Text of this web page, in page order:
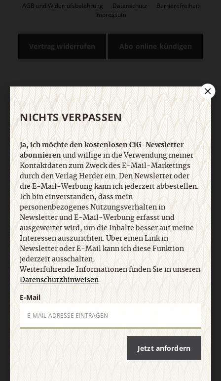
AGB und Widerrufsbelehrung Datenschutz
Barrierefreiheit
Impressum
Vertrag widerrufen Abo online kündigen
Nach oben
NICHTS VERPASSEN
Ja, ich möchte den kostenlosen CiG-Newsletter
abonnierenund willige in die Verwendung meiner
Kontaktdaten zum Zweck des E-Mail-Marketings
durch den Verlag Herder ein. Den Newsletter oder
die E-Mail-Werbung kann ich jederzeit abbestellen.
Ich bin einverstanden, dass mein
personenbezogenes Nutzungsverhalten in
Newsletter und E-Mail-Werbung erfasst und
ausgewertet wird, um die Inhalte besser auf meine
Interessen auszurichten. Über einen Link in
Newsletter oder E-Mail kann ich diese Funktion
jederzeit ausschalten.
Weiterführende Informationen finden Sie in unseren
Datenschutzhinweisen.
E-Mail
Jetzt anfordern